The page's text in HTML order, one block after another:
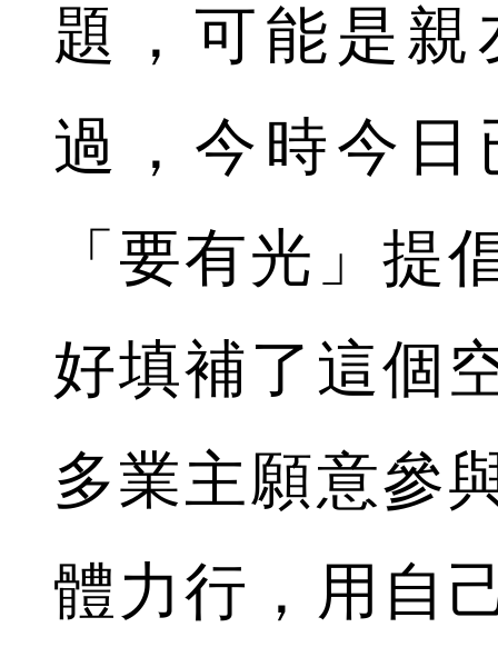
題，可能是
過，今時今
「要有光」提
好填補了這個
多業主願意參
體力行，用自